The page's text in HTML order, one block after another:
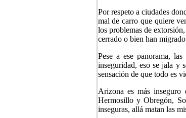
Por respeto a ciudades
mal de carro que quiere
los problemas de
cerrado o bien han
Pese a ese panorama,
inseguridad, eso se jala y
sensación de que todo es
Arizona es más inseguro
Hermosillo y Obregón,
inseguras, allá matan las